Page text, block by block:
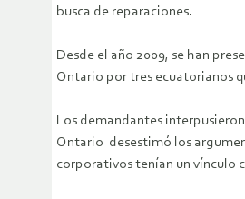
busca de reparaciones.
Desde el año 2009, se han
Ontario por tres ecuatorianos
Los demandantes
Ontario desestimó los
corporativos tenían un vínculo